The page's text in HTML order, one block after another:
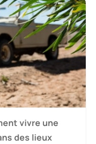
vivre une
des lieux